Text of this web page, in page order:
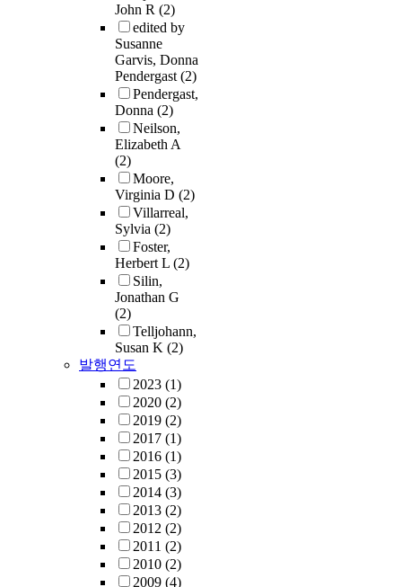
John R (2)
edited by
Susanne
Garvis, Donna
Pendergast(2)
Pendergast,
Donna (2)
Neilson,
Elizabeth A
(2)
Moore,
Virginia D (2)
Villarreal,
Sylvia (2)
Foster,
Herbert L (2)
Silin,
Jonathan G
(2)
Telljohann,
Susan K (2)
발행연도
2023 (1)
2020 (2)
2019 (2)
2017 (1)
2016 (1)
2015 (3)
2014 (3)
2013 (2)
2012 (2)
2011 (2)
2010 (2)
2009 (4)